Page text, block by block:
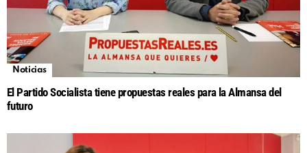
Noticias
El Partido Socialista tiene propuestas reales para la Almansa del
futuro